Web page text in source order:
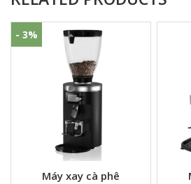
- 3%
Máy xay cà phê